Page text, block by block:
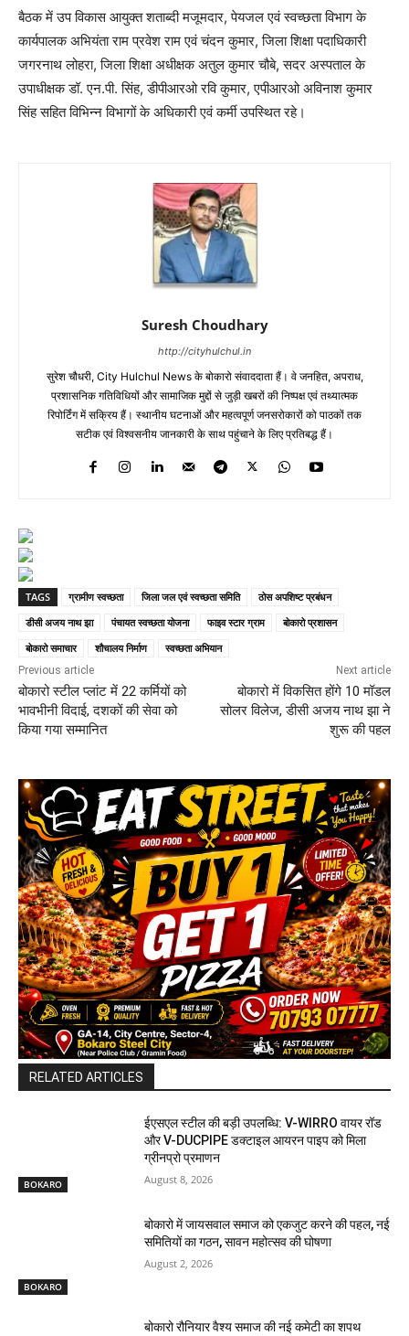
बैठक में उप विकास आयुक्त शताब्दी मजूमदार, पेयजल एवं स्वच्छता विभाग के
कार्यपालक अभियंता राम प्रवेश राम एवं चंदन कुमार, जिला शिक्षा पदाधिकारी
जगरनाथ लोहरा, जिला शिक्षा अधीक्षक अतुल कुमार चौबे, सदर अस्पताल के
उपाधीक्षक डॉ. एन.पी. सिंह, डीपीआरओ रवि कुमार, एपीआरओ अविनाश कुमार
सिंह सहित विभिन्न विभागों के अधिकारी एवं कर्मी उपस्थित रहे।
Suresh Choudhary
http://cityhulchul.in
सुरेश चौधरी, City Hulchul News के बोकारो संवाददाता हैं। वे जनहित, अपराध,
प्रशासनिक गतिविधियों और सामाजिक मुद्दों से जुड़ी खबरों की निष्पक्ष एवं तथ्यात्मक
रिपोर्टिंग में सक्रिय हैं। स्थानीय घटनाओं और महत्वपूर्ण जनसरोकारों को पाठकों तक
सटीक एवं विश्वसनीय जानकारी के साथ पहुंचाने के लिए प्रतिबद्ध हैं।
TAGS ग्रामीण स्वच्छता जिला जल एवं स्वच्छता समिति
ठोस अपशिष्ट प्रबंधन
डीसी अजय नाथ झा
पंचायत स्वच्छता योजना फाइव स्टार ग्राम
बोकारो प्रशासन
बोकारो समाचार
शौचालय निर्माण स्वच्छता अभियान
Previous article
बोकारो स्टील प्लांट में 22 कर्मियों को
भावभीनी विदाई, दशकों की सेवा को
किया गया सम्मानित
Next article
बोकारो में विकसित होंगे 10 मॉडल
सोलर विलेज, डीसी अजय नाथ झा ने
शुरू की पहल
RELATED ARTICLES
BOKARO
ईएसएल स्टील की बड़ी उपलब्धि: V-WIRRO वायर रॉड
और V-DUCPIPE डक्टाइल आयरन पाइप को मिला
ग्रीनप्रो प्रमाणन
August 8, 2026
BOKARO
बोकारो में जायसवाल समाज को एकजुट करने की पहल, नई
समितियों का गठन, सावन महोत्सव की घोषणा
August 2, 2026
बोकारो रौनियार वैश्य समाज की नई कमेटी का शपथ